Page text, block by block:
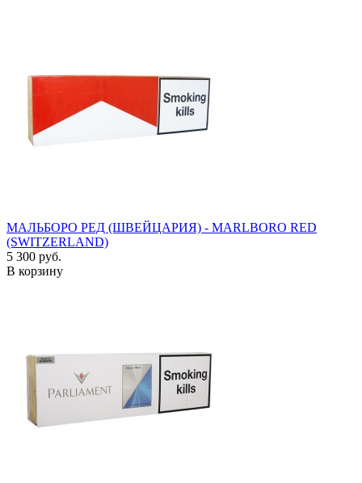
МАЛЬБОРО РЕД (ШВЕЙЦАРИЯ) - MARLBORO RED
(SWITZERLAND)
5 300 руб.
В корзину